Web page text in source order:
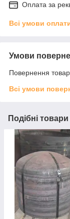
Оплата за
Всі умови
Умови
Повернення
Всі умови
Подібні товари